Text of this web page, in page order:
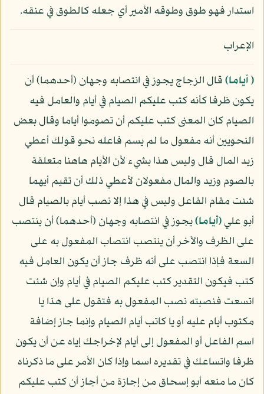
استدار فهو طوق وطوقه الأمير أي جعله كالطوق في عنقه.
الإعراب
﴿ أياما﴾قال الزجاج يجوز في انتصابه وجهان (أحدهما) أن
يكون ظرفا كأنه كتب عليكم الصيام في أيام والعامل فيه
الصيام كان المعنى كتب عليكم أن تصوموا أياما وقال بعض
النحويين أنه مفعول ما لم يسم فاعله نحو قولك أعطي
زيد المال قال وليس هذا بشيء لأن الأيام هاهنا متعلقة
بالصوم وزيد والمال مفعولان لأعطي ذلك أن تقيم أيهما
شئت مقام الفاعل وليس في هذا إلا نصب أيام بالصيام قال
أبو علي﴿أياما﴾يجوز في انتصابه وجهان (أحدهما) أن ينتصب
على الظرف والآخر أن ينتصب انتصاب المفعول به على
السعة فإذا انتصب على أنه ظرف جاز أن يكون العامل فيه
كتب فيكون التقدير كتب عليكم الصيام في أيام وإن شئت
اتسعت فنصبته نصب المفعول به فتقول على هذا يا
مكتوب أيام عليه أو يا كاتب أيام الصيام وإنما جاز إضافة
اسم الفاعل أو المفعول إلى أيام لإخراجك إياه عن أن يكون
ظرفا واتساعك في تقديره اسما وإذا كان الأمر على ما ذكرناه
كان ما منعه أبو إسحاق من إجازة من أجاز أن كتب عليكم